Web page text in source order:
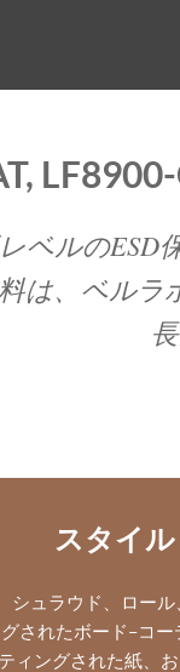
ベルのESD
は、ベルラ
スタイル
シュラウド、ロー
されたボード–コ
ィングされた紙、